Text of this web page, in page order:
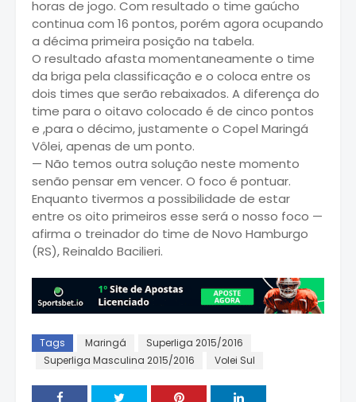
horas de jogo. Com resultado o time gaúcho
continua com 16 pontos, porém agora ocupando
a décima primeira posição na tabela.
O resultado afasta momentaneamente o time
da briga pela classificação e o coloca entre os
dois times que serão rebaixados. A diferença do
time para o oitavo colocado é de cinco pontos
e ,para o décimo, justamente o Copel Maringá
Vôlei, apenas de um ponto.
— Não temos outra solução neste momento
senão pensar em vencer. O foco é pontuar.
Enquanto tivermos a possibilidade de estar
entre os oito primeiros esse será o nosso foco —
afirma o treinador do time de Novo Hamburgo
(RS), Reinaldo Bacilieri.
Tags Maringá
Superliga 2015/2016
Superliga Masculina 2015/2016
Volei Sul